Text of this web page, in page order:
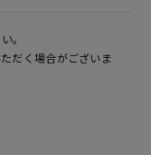
。
だく場合がございま